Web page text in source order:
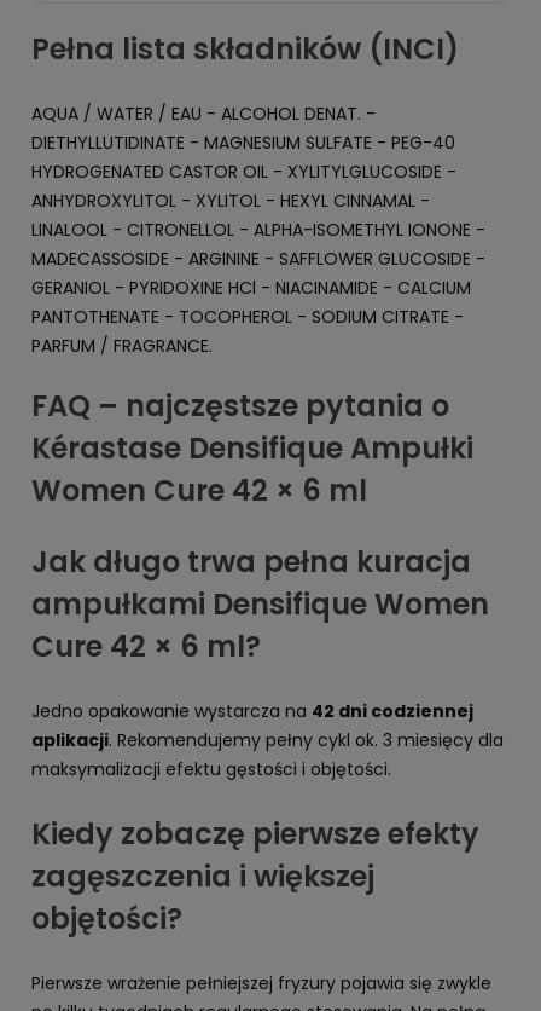
Pełna lista składników (INCI)
AQUA / WATER / EAU - ALCOHOL DENAT. -
DIETHYLLUTIDINATE - MAGNESIUM SULFATE - PEG-40
HYDROGENATED CASTOR OIL - XYLITYLGLUCOSIDE -
ANHYDROXYLITOL - XYLITOL - HEXYL CINNAMAL -
LINALOOL - CITRONELLOL - ALPHA-ISOMETHYL IONONE -
MADECASSOSIDE - ARGININE - SAFFLOWER GLUCOSIDE -
GERANIOL - PYRIDOXINE HCl - NIACINAMIDE - CALCIUM
PANTOTHENATE - TOCOPHEROL - SODIUM CITRATE -
PARFUM / FRAGRANCE.
FAQ – najczęstsze pytania o
Kérastase Densifique Ampułki
Women Cure 42 × 6 ml
Jak długo trwa pełna kuracja
ampułkami Densifique Women
Cure 42 × 6 ml?
Jedno opakowanie wystarcza na 42 dni codziennej
aplikacji. Rekomendujemy pełny cykl ok. 3 miesięcy dla
maksymalizacji efektu gęstości i objętości.
Kiedy zobaczę pierwsze efekty
zagęszczenia i większej
objętości?
Pierwsze wrażenie pełniejszej fryzury pojawia się zwykle